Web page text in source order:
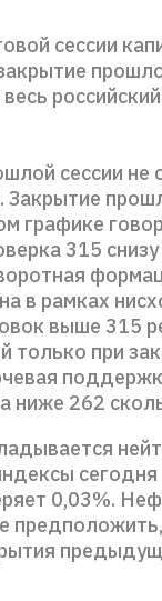
сессии
сессии не
Закрытие
графике
315
в рамках
выше 315
только при
ниже 262
0,03%.